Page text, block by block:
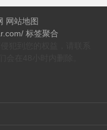
网站地图
标签聚合